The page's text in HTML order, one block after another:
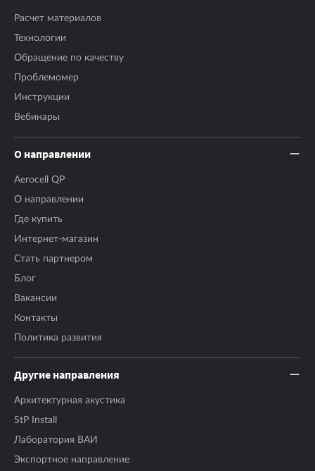
Расчет материалов
Технологии
Обращение по качеству
Проблемомер
Инструкции
Вебинары
О направлении
Aerocell QP
О направлении
Где купить
Интернет-магазин
Стать партнером
Блог
Вакансии
Контакты
Политика развития
Другие направления
Архитектурная акустика
StP Install
Лаборатория ВАИ
Экспортное направление